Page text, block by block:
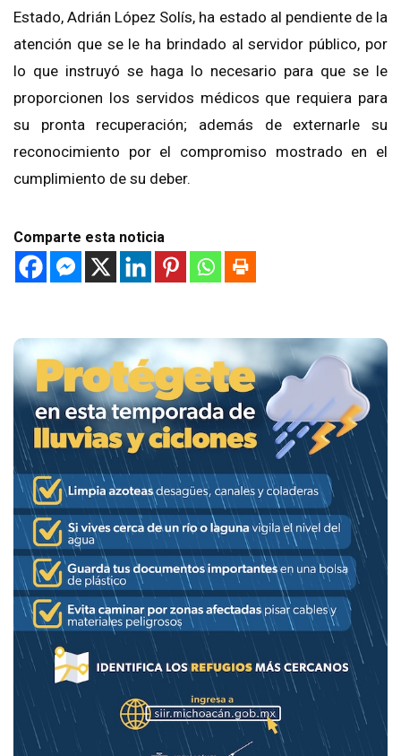
Estado, Adrián López Solís, ha estado al pendiente de la
atención que se le ha brindado al servidor público, por
lo que instruyó se haga lo necesario para que se le
proporcionen los servidos médicos que requiera para
su pronta recuperación; además de externarle su
reconocimiento por el compromiso mostrado en el
cumplimiento de su deber.
Comparte esta noticia